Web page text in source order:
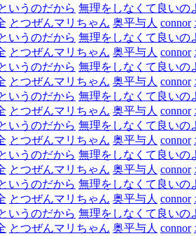
いうのだから 無理をしなくて良いの
とつぜんマリちゃん 奥平与人 connor
いうのだから 無理をしなくて良いの
とつぜんマリちゃん 奥平与人 connor
いうのだから 無理をしなくて良いの
とつぜんマリちゃん 奥平与人 connor
いうのだから 無理をしなくて良いの
とつぜんマリちゃん 奥平与人 connor
いうのだから 無理をしなくて良いの
とつぜんマリちゃん 奥平与人 connor
いうのだから 無理をしなくて良いの
とつぜんマリちゃん 奥平与人 connor
いうのだから 無理をしなくて良いの
とつぜんマリちゃん 奥平与人 connor
いうのだから 無理をしなくて良いの
とつぜんマリちゃん 奥平与人 connor